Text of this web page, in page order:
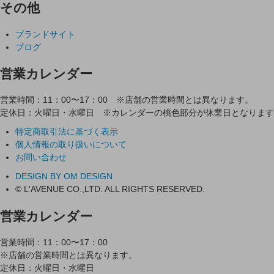
その他
ブランドサイト
ブログ
営業カレンダー
営業時間：11：00〜17：00 ※店舗の営業時間とは異なります。
定休日：火曜日・水曜日 ※カレンダーの桃色部分が休業日となりま
特定商取引法に基づく表示
個人情報の取り扱いについて
お問い合わせ
DESIGN BY OM DESIGN
© L'AVENUE CO.,LTD. ALL RIGHTS RESERVED.
営業カレンダー
営業時間：11：00〜17：00
※店舗の営業時間とは異なります。
定休日：火曜日・水曜日